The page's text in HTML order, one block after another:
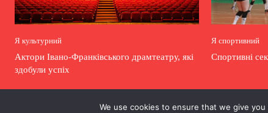
Я культурний
Актори Івано-Франківського драмтеатру, які
здобули успіх
Я спортивний
Спортивні
We use cookies to ensure that we give